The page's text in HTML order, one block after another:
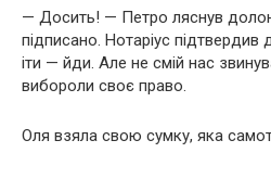
— Досить! — Петро ляснув
підписано. Нотаріус
іти — йди. Але не смій нас
вибороли своє право.
Оля взяла свою сумку, яка